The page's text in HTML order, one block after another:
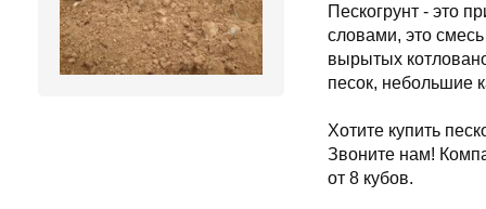
Пескогрунт - это
словами, это
вырытых
песок, небольшие
Хотите купить
Звоните нам!
от 8 кубов.